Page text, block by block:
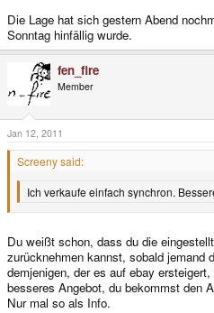
Die Lage hat sich gestern Abend
Sonntag hinfällig wurde.
fen_fire
Member
Jan 12, 2011
Screeny said:
Ich verkaufe einfach synchron.
Du weißt schon, dass du die
zurücknehmen kannst, sobald jemand
demjenigen, der es auf ebay
besseres Angebot, du bekommst den
Nur mal so als Info.